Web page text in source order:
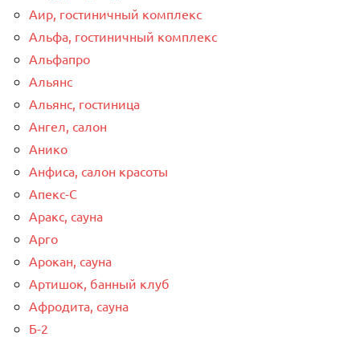
Аир, гостиничный комплекс
Альфа, гостиничный комплекс
Альфапро
Альянс
Альянс, гостиница
Ангел, салон
Анико
Анфиса, салон красоты
Апекс-С
Аракс, сауна
Арго
Арокан, сауна
Артишок, банный клуб
Афродита, сауна
Б-2